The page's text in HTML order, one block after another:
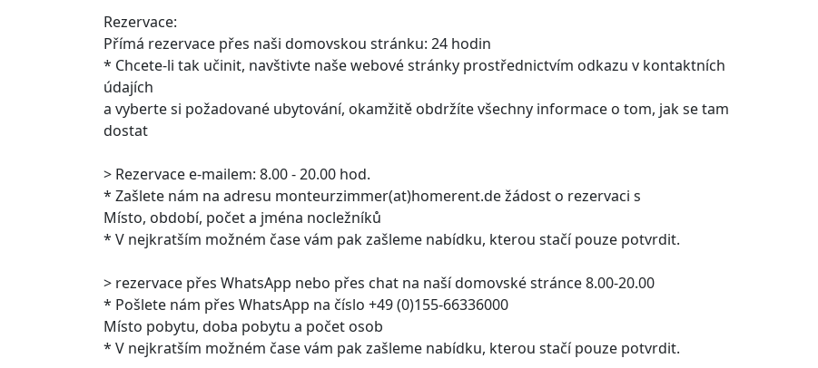
Rezervace:
Přímá rezervace přes naši domovskou stránku: 24 hodin
* Chcete-li tak učinit, navštivte naše webové stránky prostřednictvím odkazu v kontaktních
údajích
a vyberte si požadované ubytování, okamžitě obdržíte všechny informace o tom, jak se tam
dostat
> Rezervace e-mailem: 8.00 - 20.00 hod.
* Zašlete nám na adresu monteurzimmer(at)homerent.de žádost o rezervaci s
Místo, období, počet a jména nocležníků
* V nejkratším možném čase vám pak zašleme nabídku, kterou stačí pouze potvrdit.
> rezervace přes WhatsApp nebo přes chat na naší domovské stránce 8.00-20.00
* Pošlete nám přes WhatsApp na číslo +49 (0)155-66336000
Místo pobytu, doba pobytu a počet osob
* V nejkratším možném čase vám pak zašleme nabídku, kterou stačí pouze potvrdit.